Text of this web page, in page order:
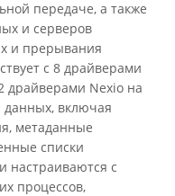
передаче, а также
и серверов
и прерывания
с 8 драйверами
драйверами Nexio на
данных, включая
метаданные
списки
настраиваются с
процессов,